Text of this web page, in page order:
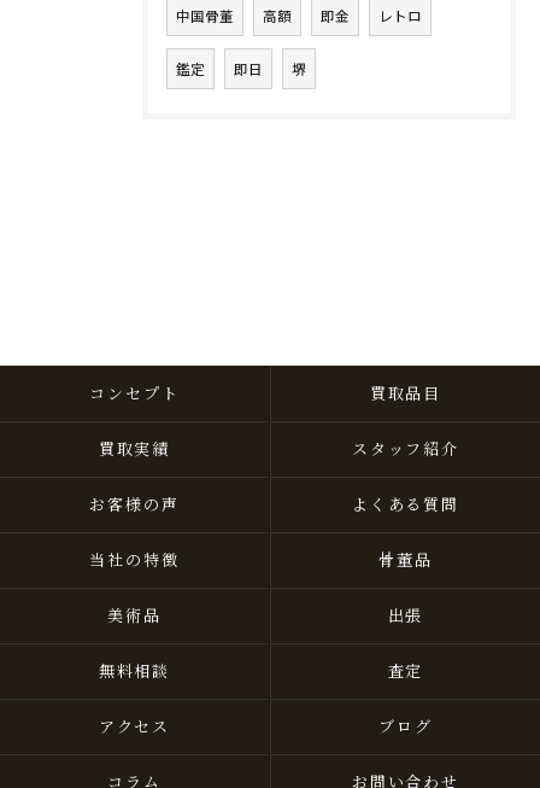
中国骨董 高額 即金 レトロ
鑑定 即日 堺
コンセプト 買取品目
買取実績 スタッフ紹介
お客様の声 よくある質問
当社の特徴 骨董品
美術品 出張
無料相談 査定
アクセス ブログ
コラム お問い合わせ